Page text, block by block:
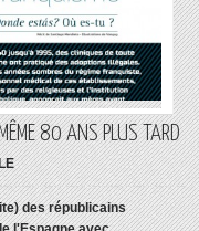
MÊME 80 ANS PLUS TARD
des républicains